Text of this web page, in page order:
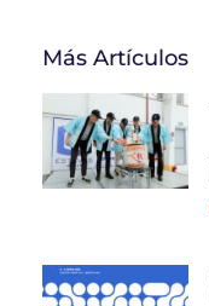
Más Artículos